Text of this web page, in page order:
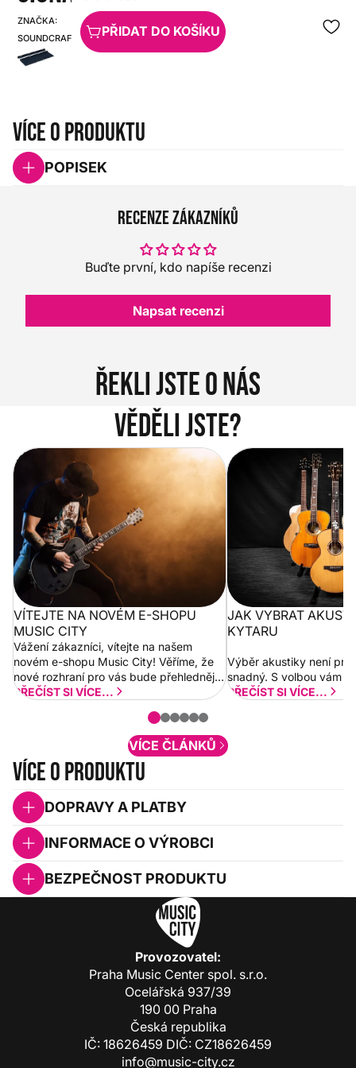
ZNAČKA:
SOUNDCRAFT
SKU:
HX0000000082857
PŘIDAT DO KOŠÍKU
Více o produktu
POPISEK
Recenze zákazníků
Buďte první, kdo napíše recenzi
Napsat recenzi
Řekli jste o nás
Věděli jste?
Vítejte na novém e-shopu Music
City
VÍTEJTE NA NOVÉM E-SHOPU
MUSIC CITY
Vážení zákazníci, vítejte na našem
novém e-shopu Music City! Věříme, že
nové rozhraní pro vás bude přehlednější
a rychlejší. Postupně budeme přidávat
PŘEČÍST SI VÍCE...
Jak vybrat
JAK VYBRAT
KYTARU
Výběr akustiky není pro
snadný. S volbou vám
PŘEČÍST SI VÍCE...
VÍCE ČLÁNKŮ
Více o produktu
DOPRAVY A PLATBY
INFORMACE O VÝROBCI
BEZPEČNOST PRODUKTU
Provozovatel:
Praha Music Center spol. s.r.o.
Ocelářská 937/39
190 00 Praha
Česká republika
IČ: 18626459 DIČ: CZ18626459
info@music-city.cz